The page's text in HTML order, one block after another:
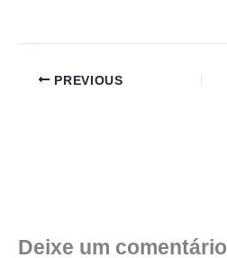
PREVIOUS
Deixe um comentário